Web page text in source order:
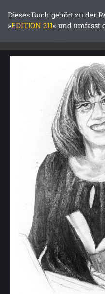
Dieses Buch gehört zu der
»EDITION 211« und umfasst